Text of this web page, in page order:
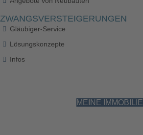
ZWANGSVERSTEIGERUNGEN
Gläubiger-Service
Lösungskonzepte
Infos
MEINE IMMOBILIE